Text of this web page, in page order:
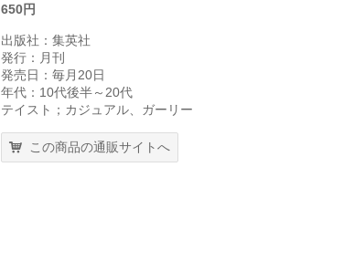
650円
出版社：集英社
発行：月刊
発売日：毎月20日
年代：10代後半～20代
テイスト；カジュアル、ガーリー
この商品の通販サイトへ